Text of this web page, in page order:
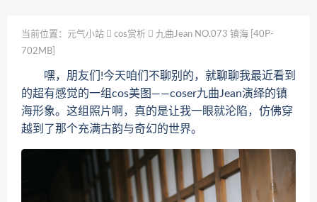
当前位置： 元气小站 cos赏析
九曲Jean NO.073 镇海 [40P-
702MB]
嘿，朋友们!今天咱们不聊别的，就聊聊我最近看到
的超有感觉的一组cos美图——coser九曲Jean演绎的镇
海形象。这组照片啊，真的是让我一眼就沦陷，仿佛穿
越到了那个充满古韵与奇幻的世界。